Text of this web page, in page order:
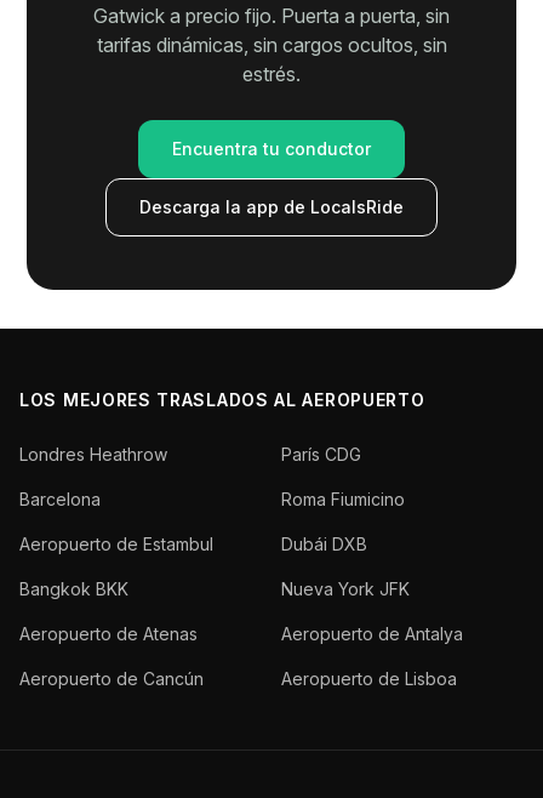
Gatwick a precio fijo. Puerta a puerta, sin
tarifas dinámicas, sin cargos ocultos, sin
estrés.
Encuentra tu conductor
Descarga la app de LocalsRide
LOS MEJORES TRASLADOS AL AEROPUERTO
Londres Heathrow París CDG
Barcelona Roma Fiumicino
Aeropuerto de Estambul Dubái DXB
Bangkok BKK Nueva York JFK
Aeropuerto de Atenas Aeropuerto de Antalya
Aeropuerto de Cancún Aeropuerto de Lisboa